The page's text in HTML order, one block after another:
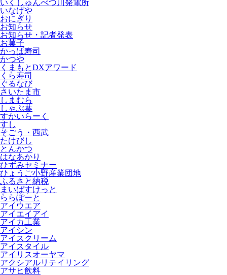
いくしゅんべつ川発電所
いなげや
おにぎり
お知らせ
お知らせ・記者発表
お菓子
かっぱ寿司
かつや
くまもとDXアワード
くら寿司
ぐるなび
さいたま市
しまむら
しゃぶ葉
すかいらーく
すし
そごう・西武
たけびし
とんかつ
はなあかり
ひずみセミナー
ひょうご小野産業団地
ふるさと納税
まいばすけっと
ららぽーと
アイウエア
アイエイアイ
アイカ工業
アイシン
アイスクリーム
アイスタイル
アイリスオーヤマ
アクシアルリテイリング
アサヒ飲料